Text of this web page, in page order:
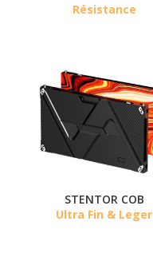
Résistance
STENTOR COB
Ultra Fin & Leger